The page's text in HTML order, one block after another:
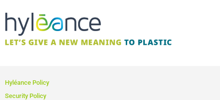
Hyléance Policy
Security Policy